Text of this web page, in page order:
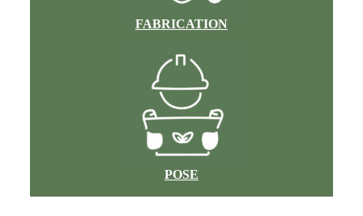
FABRICATION
POSE